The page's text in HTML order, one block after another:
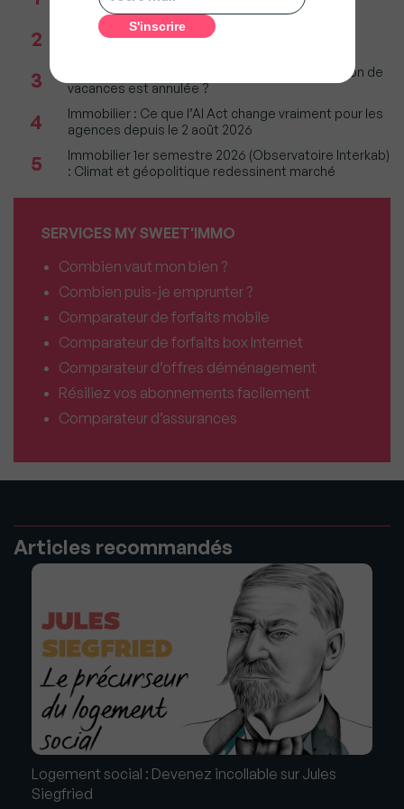
restera parmi les plus lourdes
2
Réseau immobilier : iad franchit le cap des 600
3
Incendies : Quels sont vos droits si votre location de
vacances est annulée ?
4
Immobilier : Ce que l’AI Act change vraiment pour les
agences depuis le 2 août 2026
5
Immobilier 1er semestre 2026 (Observatoire Interkab)
: Climat et géopolitique redessinent marché
SERVICES MY SWEET'IMMO
Combien vaut mon bien ?
Combien puis-je emprunter ?
Comparateur de forfaits mobile
Comparateur de forfaits box Internet
Comparateur d’offres déménagement
Résiliez vos abonnements facilement
Comparateur d’assurances
Articles recommandés
Logement social : Devenez incollable sur Jules
Siegfried